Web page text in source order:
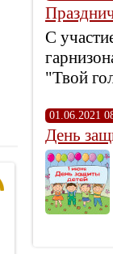
С
"Твой
01.06.2021
День